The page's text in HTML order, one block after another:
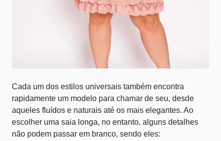
Cada um dos estilos universais também encontra
rapidamente um modelo para chamar de seu, desde
aqueles fluídos e naturais até os mais elegantes. Ao
escolher uma saia longa, no entanto, alguns detalhes
não podem passar em branco, sendo eles: